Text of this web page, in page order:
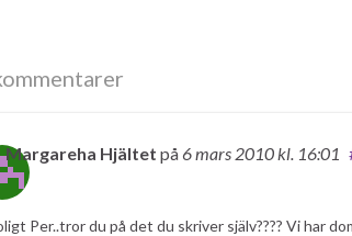
Margareha Hjältet på6 mars 2010kl. 16:01
Per..tror du på det du skriver själv???? Vi har